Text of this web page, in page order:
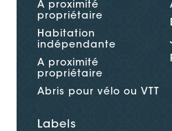
A proximité
propriétaire
Habitation
indépendante
A proximité
propriétaire
Abris pour vélo ou VTT
Labels